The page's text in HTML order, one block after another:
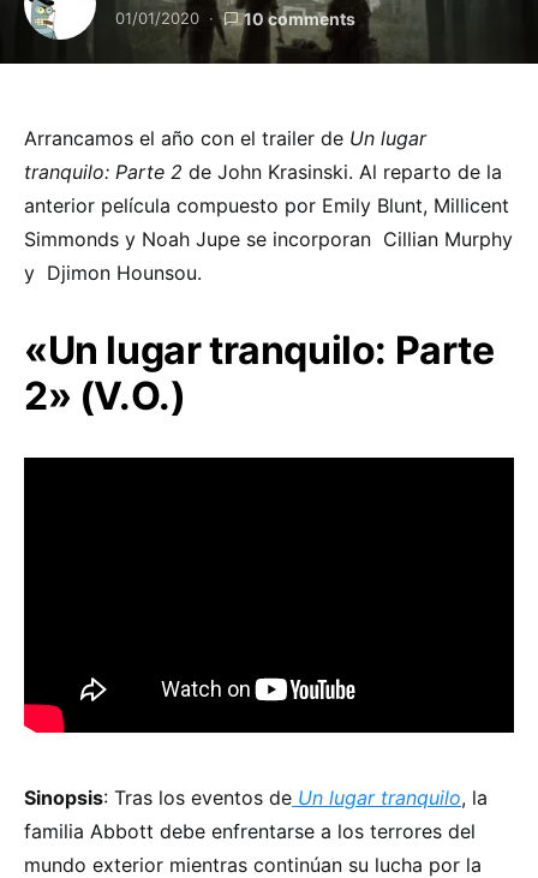
01/01/2020 10 comments
Arrancamos el año con el trailer de Un lugar
tranquilo: Parte 2 de John Krasinski. Al reparto de la
anterior película compuesto por Emily Blunt, Millicent
Simmonds y Noah Jupe se incorporan Cillian Murphy
y Djimon Hounsou.
«Un lugar tranquilo: Parte
2» (V.O.)
Sinopsis: Tras los eventos de Un lugar tranquilo, la
familia Abbott debe enfrentarse a los terrores del
mundo exterior mientras continúan su lucha por la